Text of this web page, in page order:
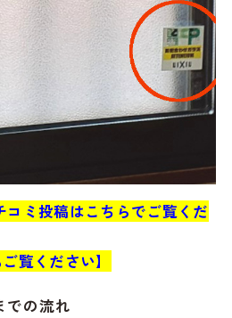
コミ投稿はこちらでご覧くだ
覧ください】
での流れ